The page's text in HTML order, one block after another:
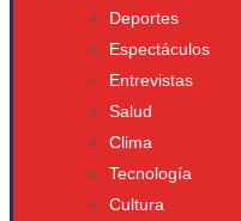
Deportes
Espectáculos
Entrevistas
Salud
Clima
Tecnología
Cultura